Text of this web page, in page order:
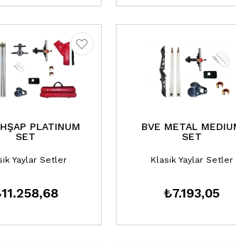
PLATINUM
SET
Yaylar Setler
BVE METAL
SET
Klasik Yaylar Setler
₺7.193,05